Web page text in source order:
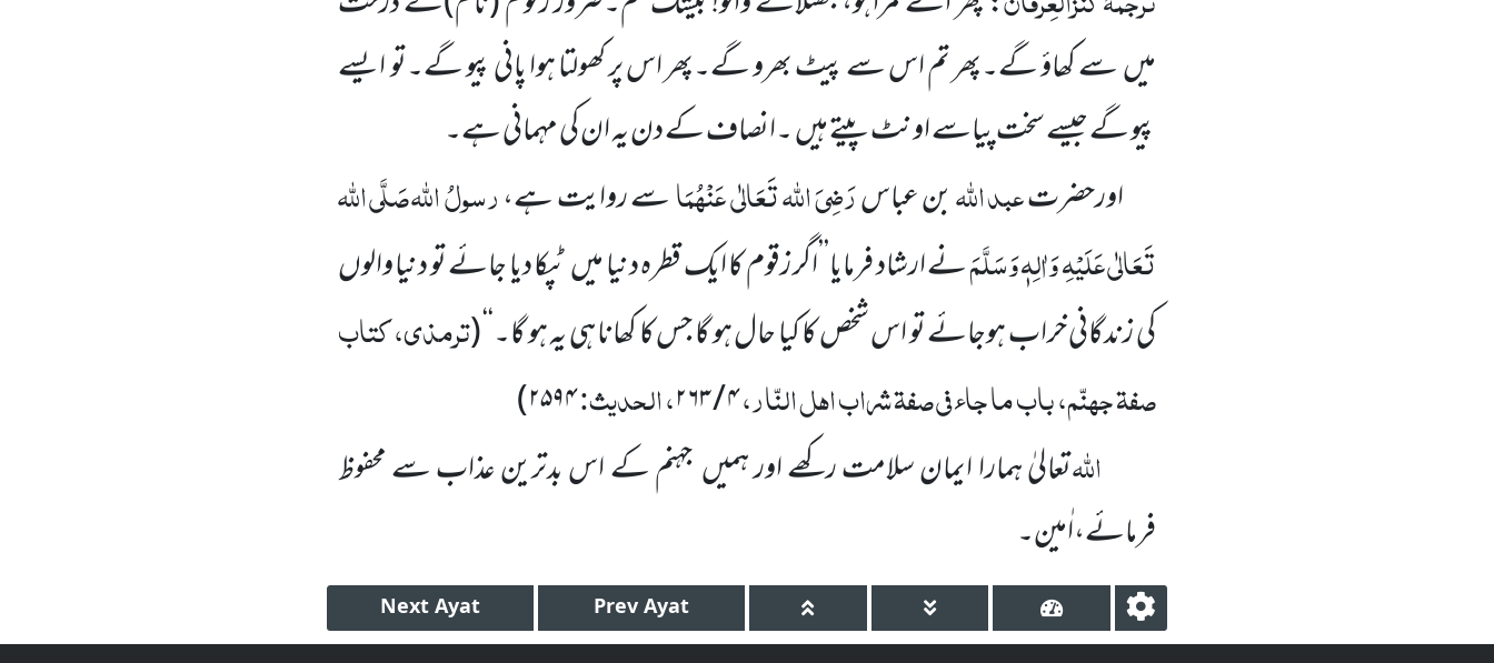
میں سے کھاؤ گے۔پھر تم اس سے پیٹ بھرو گے۔پھر اس پر کھولتا ہوا پانی پیو گے۔تو ایسے
پیو گے جیسے سخت پیاسے اونٹ پیتے ہیں ۔انصاف کے دن یہ ان کی مہمانی ہے۔
اورحضرتعبداللہبن عباسرَضِیَ اللہ تَعَالٰی عَنْہُمَاسے روایت ہے،رسولُ اللہصَلَّی اللہ
تَعَالٰی عَلَیْہِ وَاٰلِہٖ وَسَلَّمَنے ارشاد فرمایا’’اگر زقوم کا ایک قطرہ دنیا میں ٹپکا دیا جائے تو دنیا والوں
کی زندگانی خراب ہوجائے تو اس شخص کا کیا حال ہو گا جس کا کھانا ہی یہ ہو گا۔‘‘(ترمذی، کتاب
صفۃ جہنّم، باب ما جاء فی صفۃ شراب اہل النّار،۴ / ۲۶۳ ، الحدیث:۲۵۹۴)
اللہتعالیٰ ہمارا ایمان سلامت رکھے اور ہمیں جہنم کے اس بدترین عذاب سے محفوظ
فرمائے،اٰمین۔
Next Ayat Prev Ayat